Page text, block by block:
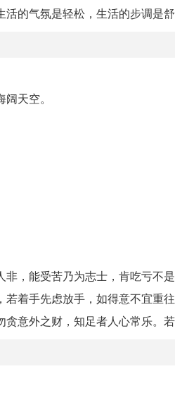
的气氛是轻松，生活的步调是
天空。
非，能受苦乃为志士，肯吃亏不
若着手先虑放手，如得意不宜重
意外之财，知足者人心常乐。